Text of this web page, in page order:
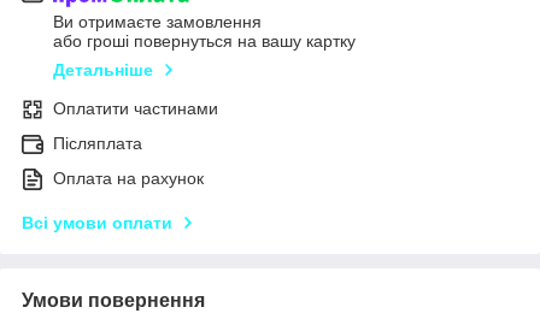
Ви отримаєте замовлення
або гроші повернуться на вашу картку
Детальніше
Оплатити частинами
Післяплата
Оплата на рахунок
Всі умови оплати
Умови повернення